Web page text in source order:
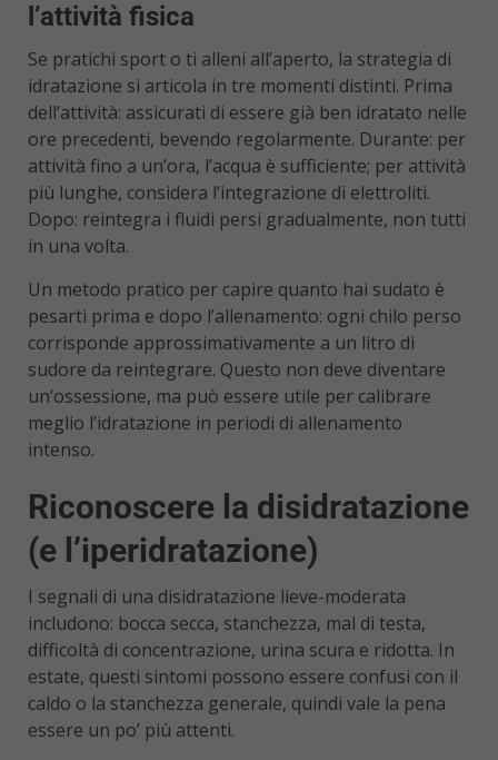
l’attività fisica
Se pratichi sport o ti alleni all’aperto, la strategia di
idratazione si articola in tre momenti distinti. Prima
dell’attività: assicurati di essere già ben idratato nelle
ore precedenti, bevendo regolarmente. Durante: per
attività fino a un’ora, l’acqua è sufficiente; per attività
più lunghe, considera l’integrazione di elettroliti.
Dopo: reintegra i fluidi persi gradualmente, non tutti
in una volta.
Un metodo pratico per capire quanto hai sudato è
pesarti prima e dopo l’allenamento: ogni chilo perso
corrisponde approssimativamente a un litro di
sudore da reintegrare. Questo non deve diventare
un’ossessione, ma può essere utile per calibrare
meglio l’idratazione in periodi di allenamento
intenso.
Riconoscere la disidratazione
(e l’iperidratazione)
I segnali di una disidratazione lieve-moderata
includono: bocca secca, stanchezza, mal di testa,
difficoltà di concentrazione, urina scura e ridotta. In
estate, questi sintomi possono essere confusi con il
caldo o la stanchezza generale, quindi vale la pena
essere un po’ più attenti.